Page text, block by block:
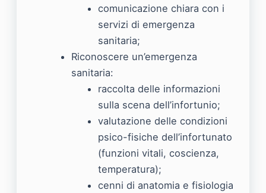
comunicazione chiara con i
servizi di emergenza
sanitaria;
Riconoscere un’emergenza
sanitaria:
raccolta delle informazioni
sulla scena dell’infortunio;
valutazione delle condizioni
psico-fisiche dell’infortunato
(funzioni vitali, coscienza,
temperatura);
cenni di anatomia e fisiologia